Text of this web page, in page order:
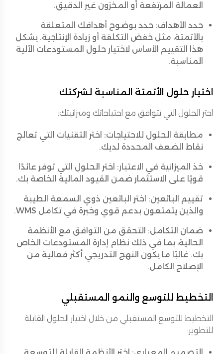
العمالة المرتفعة أو المخزون غير الدقيق.
حدد الأهداف: حدد بوضوح أهدافك المتعلقة
بالأتمتة، مثل خفض التكلفة أو زيادة الإنتاجية. يشكل
هذا التقييم الأساس لاختيار حلول المستودعات الآلية
المناسبة.
اختيار حلول الأتمتة المناسبة لشركتك
اختر الحلول التي تتوافق مع احتياجاتك وميزانيتك:
مطابقة الحلول للاحتياجات: اختر التقنيات التي تعالج
نقاط الضعف المحددة لديك.
خذ الميزانية في الاعتبار: اختر الحلول التي توفر عائدًا
قويًا على الاستثمار ضمن القيود المالية الخاصة بك.
تقييم البائعين: اختر البائعين ذوي السمعة الطيبة
والذين يتمتعون بدعم قوي وخبرة في تكامل WMS.
ضمان التكامل: التحقق من التوافق مع الأنظمة
الحالية، بما في ذلك نظام إدارة المستودعات الخاص
بك. غالبًا ما يكون النهج التدريجي أكثر فعالية من
الإصلاح الكامل.
التخطيط للتوسع والنمو المستقبلي
التخطيط للتوسع المستقبلي من خلال اختيار الحلول القابلة
للتطوير: